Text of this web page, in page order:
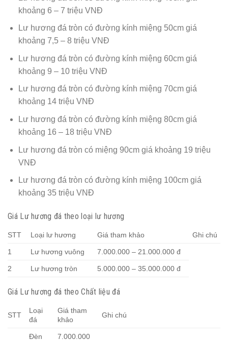
khoảng 6 – 7 triệu VNĐ
Lư hương đá tròn có đường kính miệng 50cm giá
khoảng 7,5 – 8 triệu VNĐ
Lư hương đá tròn có đường kính miệng 60cm giá
khoảng 9 – 10 triệu VNĐ
Lư hương đá tròn có đường kính miệng 70cm giá
khoảng 14 triệu VNĐ
Lư hương đá tròn có đường kính miệng 80cm giá
khoảng 16 – 18 triệu VNĐ
Lư hương đá tròn có miệng 90cm giá khoảng 19 triệu
VNĐ
Lư hương đá tròn có đường kính miệng 100cm giá
khoảng 35 triệu VNĐ
Giá Lư hương đá theo loại lư hương
STT Loại lư hương Giá tham khảo Ghi chú
1 Lư hương vuông 7.000.000 – 21.000.000 đ
2 Lư hương tròn 5.000.000 – 35.000.000 đ
Giá Lư hương đá theo Chất liệu đá
STT
Loại
đá
Giá tham
khảo
Ghi chú
Đèn 7.000.000